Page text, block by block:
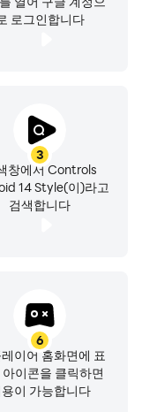
로그인합니다
3
창에서 Controls
14 Style(이)라고
검색합니다
6
이어 홈화면에 표
이콘을 클릭하면
이 가능합니다